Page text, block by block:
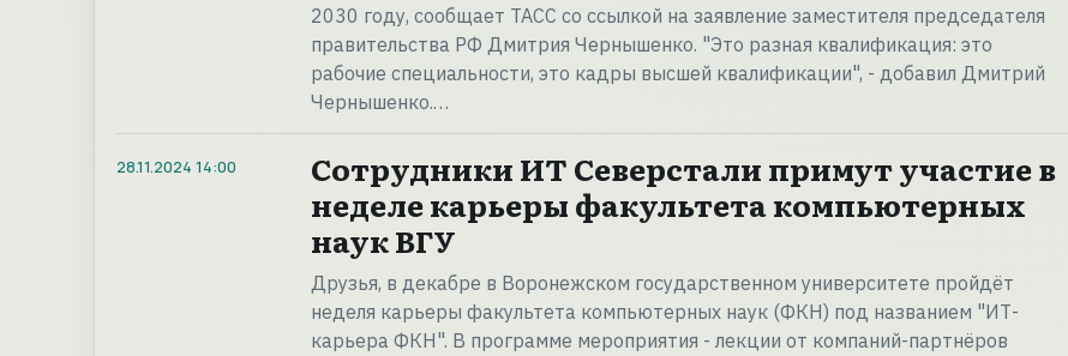
2030 году, сообщает ТАСС со ссылкой на заявление заместителя председателя
правительства РФ Дмитрия Чернышенко. "Это разная квалификация: это
рабочие специальности, это кадры высшей квалификации", - добавил Дмитрий
Чернышенко.…
28.11.2024 14:00
Сотрудники ИТ Северстали примут участие в
неделе карьеры факультета компьютерных
наук ВГУ
Друзья, в декабре в Воронежском государственном университете пройдёт
неделя карьеры факультета компьютерных наук (ФКН) под названием "ИТ-
карьера ФКН". В программе мероприятия - лекции от компаний-партнёров